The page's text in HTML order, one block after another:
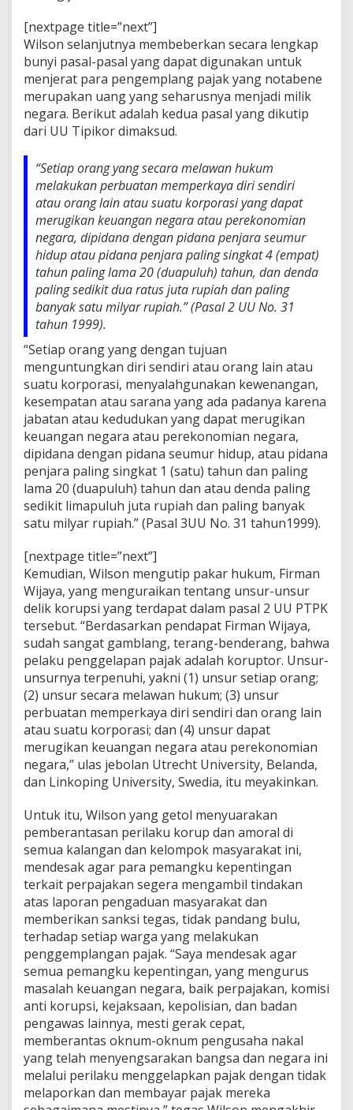
[nextpage title=”next”]
Wilson selanjutnya membeberkan secara lengkap
bunyi pasal-pasal yang dapat digunakan untuk
menjerat para pengemplang pajak yang notabene
merupakan uang yang seharusnya menjadi milik
negara. Berikut adalah kedua pasal yang dikutip
dari UU Tipikor dimaksud.
“Setiap orang yang secara melawan hukum
melakukan perbuatan memperkaya diri sendiri
atau orang lain atau suatu korporasi yang dapat
merugikan keuangan negara atau perekonomian
negara, dipidana dengan pidana penjara seumur
hidup atau pidana penjara paling singkat 4 (empat)
tahun paling lama 20 (duapuluh) tahun, dan denda
paling sedikit dua ratus juta rupiah dan paling
banyak satu milyar rupiah.” (Pasal 2 UU No. 31
tahun 1999).
“Setiap orang yang dengan tujuan
menguntungkan diri sendiri atau orang lain atau
suatu korporasi, menyalahgunakan kewenangan,
kesempatan atau sarana yang ada padanya karena
jabatan atau kedudukan yang dapat merugikan
keuangan negara atau perekonomian negara,
dipidana dengan pidana seumur hidup, atau pidana
penjara paling singkat 1 (satu) tahun dan paling
lama 20 (duapuluh) tahun dan atau denda paling
sedikit limapuluh juta rupiah dan paling banyak
satu milyar rupiah.” (Pasal 3UU No. 31 tahun1999).
[nextpage title=”next”]
Kemudian, Wilson mengutip pakar hukum, Firman
Wijaya, yang menguraikan tentang unsur-unsur
delik korupsi yang terdapat dalam pasal 2 UU PTPK
tersebut. “Berdasarkan pendapat Firman Wijaya,
sudah sangat gamblang, terang-benderang, bahwa
pelaku penggelapan pajak adalah koruptor. Unsur-
unsurnya terpenuhi, yakni (1) unsur setiap orang;
(2) unsur secara melawan hukum; (3) unsur
perbuatan memperkaya diri sendiri dan orang lain
atau suatu korporasi; dan (4) unsur dapat
merugikan keuangan negara atau perekonomian
negara,” ulas jebolan Utrecht University, Belanda,
dan Linkoping University, Swedia, itu meyakinkan.
Untuk itu, Wilson yang getol menyuarakan
pemberantasan perilaku korup dan amoral di
semua kalangan dan kelompok masyarakat ini,
mendesak agar para pemangku kepentingan
terkait perpajakan segera mengambil tindakan
atas laporan pengaduan masyarakat dan
memberikan sanksi tegas, tidak pandang bulu,
terhadap setiap warga yang melakukan
penggemplangan pajak. “Saya mendesak agar
semua pemangku kepentingan, yang mengurus
masalah keuangan negara, baik perpajakan, komisi
anti korupsi, kejaksaan, kepolisian, dan badan
pengawas lainnya, mesti gerak cepat,
memberantas oknum-oknum pengusaha nakal
yang telah menyengsarakan bangsa dan negara ini
melalui perilaku menggelapkan pajak dengan tidak
melaporkan dan membayar pajak mereka